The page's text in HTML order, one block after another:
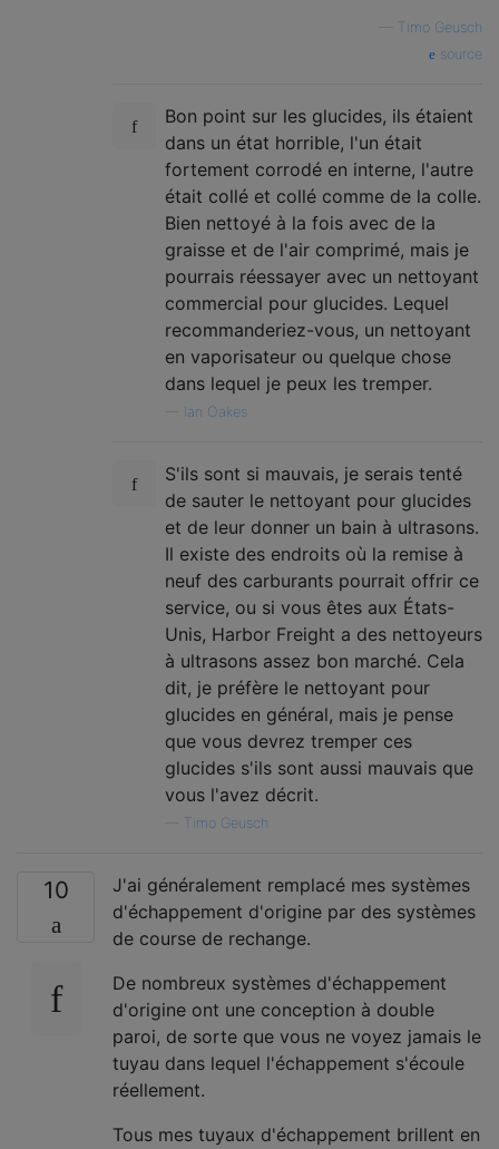
Timo Geusch
source
Bon point sur les glucides, ils étaient
dans un état horrible, l'un était
fortement corrodé en interne, l'autre
était collé et collé comme de la colle.
Bien nettoyé à la fois avec de la
graisse et de l'air comprimé, mais je
pourrais réessayer avec un nettoyant
commercial pour glucides. Lequel
recommanderiez-vous, un nettoyant
en vaporisateur ou quelque chose
dans lequel je peux les tremper.
Ian Oakes
S'ils sont si mauvais, je serais tenté
de sauter le nettoyant pour glucides
et de leur donner un bain à ultrasons.
Il existe des endroits où la remise à
neuf des carburants pourrait offrir ce
service, ou si vous êtes aux États-
Unis, Harbor Freight a des nettoyeurs
à ultrasons assez bon marché. Cela
dit, je préfère le nettoyant pour
glucides en général, mais je pense
que vous devrez tremper ces
glucides s'ils sont aussi mauvais que
vous l'avez décrit.
Timo Geusch
10
J'ai généralement remplacé mes systèmes
d'échappement d'origine par des systèmes
de course de rechange.
De nombreux systèmes d'échappement
d'origine ont une conception à double
paroi, de sorte que vous ne voyez jamais le
tuyau dans lequel l'échappement s'écoule
réellement.
Tous mes tuyaux d'échappement brillent en